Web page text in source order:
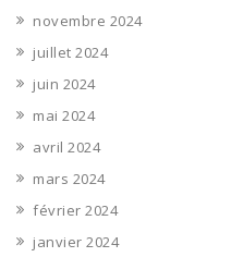
novembre 2024
juillet 2024
juin 2024
mai 2024
avril 2024
mars 2024
février 2024
janvier 2024